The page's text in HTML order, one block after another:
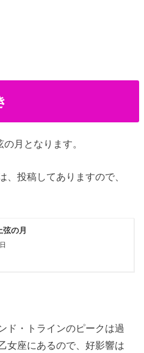
月となります。
、投稿してありますので、
弦の月
ド・トラインのピークは過
女座にあるので、好影響は